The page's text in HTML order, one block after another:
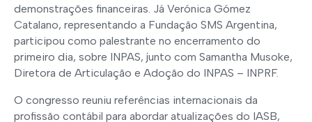
demonstrações financeiras. Já Verónica Gómez
Catalano, representando a Fundação SMS Argentina,
participou como palestrante no encerramento do
primeiro dia, sobre INPAS, junto com Samantha Musoke,
Diretora de Articulação e Adoção do INPAS – INPRF.
O congresso reuniu referências internacionais da
profissão contábil para abordar atualizações do IASB,